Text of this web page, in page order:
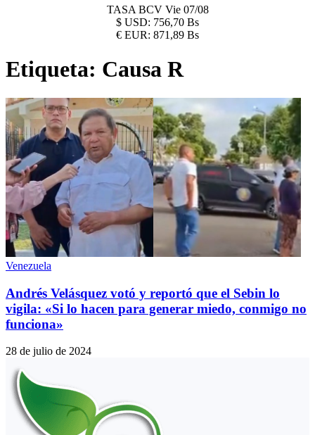
TASA BCV Vie 07/08
$ USD: 756,70 Bs
€ EUR: 871,89 Bs
Etiqueta: Causa R
Venezuela
Andrés Velásquez votó y reportó que el Sebin lo
vigila: «Si lo hacen para generar miedo, conmigo no
funciona»
28 de julio de 2024